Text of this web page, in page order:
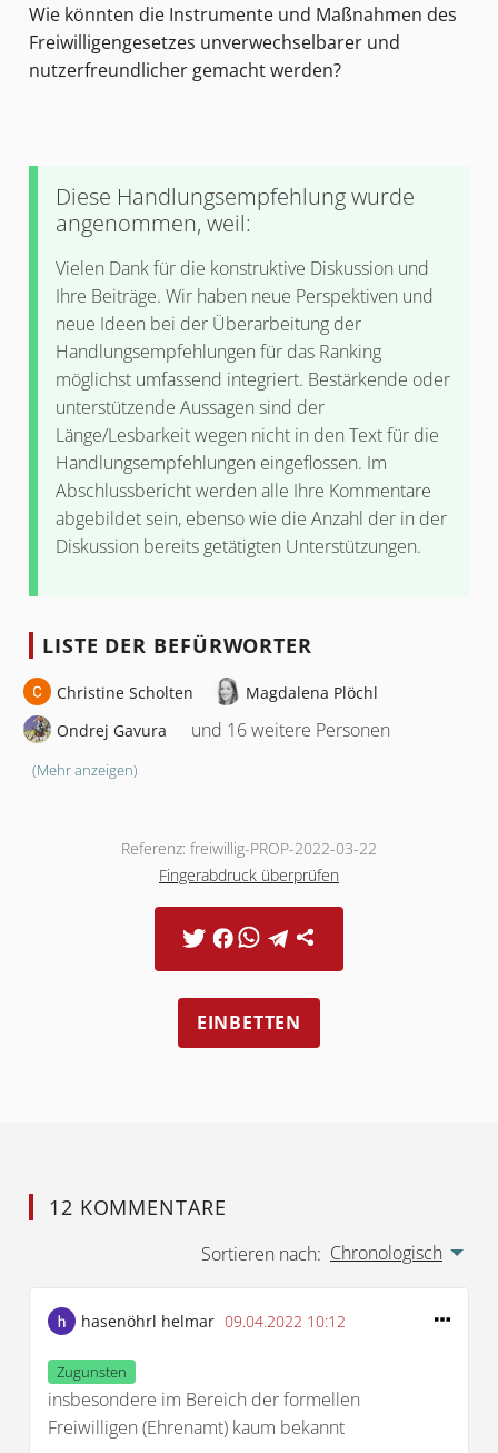
Wie könnten die Instrumente und Maßnahmen des
Freiwilligengesetzes unverwechselbarer und
nutzerfreundlicher gemacht werden?
Diese Handlungsempfehlung wurde
angenommen, weil:
Vielen Dank für die konstruktive Diskussion und
Ihre Beiträge. Wir haben neue Perspektiven und
neue Ideen bei der Überarbeitung der
Handlungsempfehlungen für das Ranking
möglichst umfassend integriert. Bestärkende oder
unterstützende Aussagen sind der
Länge/Lesbarkeit wegen nicht in den Text für die
Handlungsempfehlungen eingeflossen. Im
Abschlussbericht werden alle Ihre Kommentare
abgebildet sein, ebenso wie die Anzahl der in der
Diskussion bereits getätigten Unterstützungen.
LISTE DER BEFÜRWORTER
Christine Scholten
Magdalena Plöchl
Ondrej Gavura
und 16 weitere Personen
(Mehr anzeigen)
Referenz: freiwillig-PROP-2022-03-22
Fingerabdruck überprüfen
EINBETTEN
12 KOMMENTARE
Sortieren nach: Chronologisch
hasenöhrl helmar 09.04.2022 10:12
Zugunsten
insbesondere im Bereich der formellen
Freiwilligen (Ehrenamt) kaum bekannt